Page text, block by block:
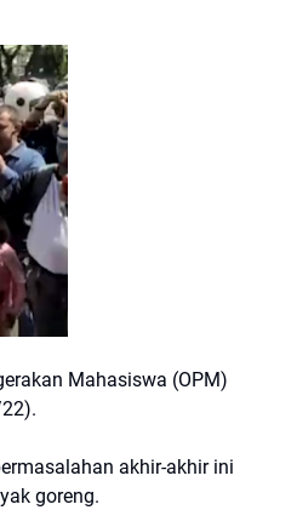
Mahasiswa (OPM)
akhir-akhir ini
goreng.